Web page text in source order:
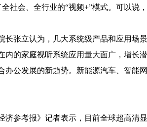
社会、全行业的“视频+”模式。可以说
张立认为，几大系统级产品和应用场
内的家庭视听系统应用量大面广，增长
办公发展的新趋势。新能源汽车、智能
参考报》记者表示，目前全球超高清